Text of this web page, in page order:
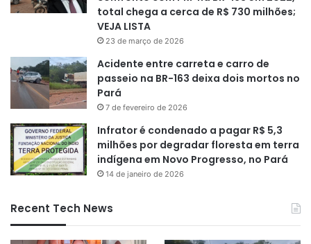
total chega a cerca de R$ 730 milhões;
VEJA LISTA
23 de março de 2026
Acidente entre carreta e carro de
passeio na BR-163 deixa dois mortos no
Pará
7 de fevereiro de 2026
Infrator é condenado a pagar R$ 5,3
milhões por degradar floresta em terra
indígena em Novo Progresso, no Pará
14 de janeiro de 2026
Recent Tech News